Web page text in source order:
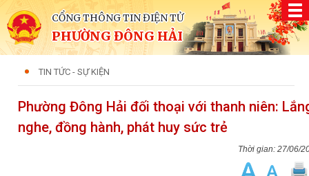
CỔNG THÔNG TIN ĐIỆN TỬ
PHƯỜNG ĐÔNG HẢI
TIN TỨC - SỰ KIỆN
Phường Đông Hải đối thoại với thanh niên:
nghe, đồng hành, phát huy sức trẻ
27/06/